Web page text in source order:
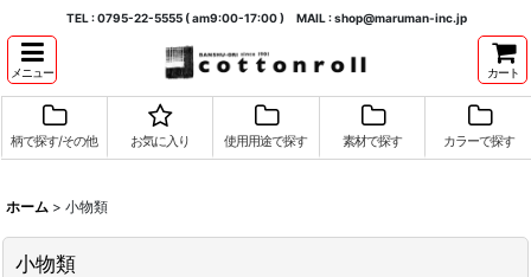
TEL : 0795-22-5555 ( am9:00-17:00 ) MAIL : shop@maruman-inc.jp
メニュー カート
柄で探す/その他 お気に入り 使用用途で探す 素材で探す カラーで探す
ホーム > 小物類
小物類